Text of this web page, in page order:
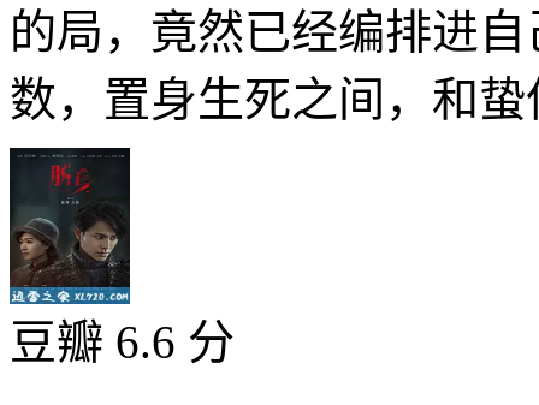
的局，竟然已经编排进
数，置身生死之间，和
豆瓣 6.6 分